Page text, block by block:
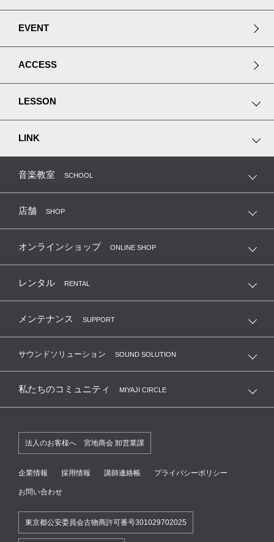
EVENT
ACCESS
LESSON
ピアノプレミアムレッスン
ヴァイオリンアカデミー
LINK
MUSIC JOY 神田
MIYAJI GUITARS KANDA
Recording Proshop Miyaji
MIYAJI GUITAS KANDA ONLINE SHOP
音楽教室 SCHOOL
店舗 SHOP
オンラインショップ ONLINE SHOP
レンタル RENTAL
メンテナンス SUPPORT
サウンドソリューション SOUND SOLUTION
私たちのコミュニティ MIYAJI CIRCLE
法人のお客様へ 宮地商会 卸営業課
企業情報 採用情報 講師連絡帳 プライバシーポリシー
お問い合わせ
東京都公安委員会古物商許可番号301029702025